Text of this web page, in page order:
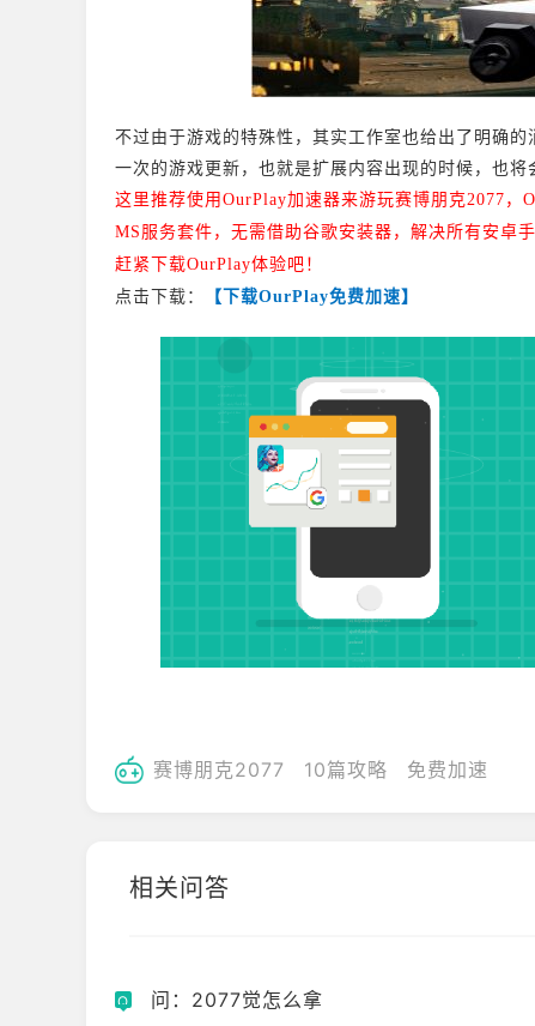
不过由于游戏的特殊性，其实工作室也给出了明确
一次的游戏更新，也就是扩展内容出现的时候，也将
这里推荐使用OurPlay加速器来游玩赛博朋克2077，
MS服务套件，无需借助谷歌安装器，解决所有安卓
赶紧下载OurPlay体验吧！
点击下载：
【下载OurPlay免费加速】
赛博朋克2077 10篇攻略 免费加速
相关问答
Q 问：2077觉怎么拿